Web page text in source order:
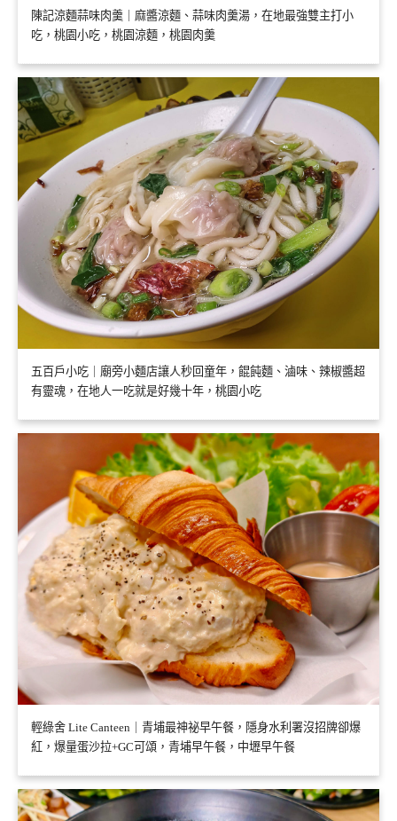
陳記涼麵蒜味肉羹｜麻醬涼麵、蒜味肉羹湯，在地最強雙主打小
吃，桃園小吃，桃園涼麵，桃園肉羹
五百戶小吃｜廟旁小麵店讓人秒回童年，餛飩麵、滷味、辣椒醬超
有靈魂，在地人一吃就是好幾十年，桃園小吃
輕綠舍 Lite Canteen｜青埔最神祕早午餐，隱身水利署沒招牌卻爆
紅，爆量蛋沙拉+GC可頌，青埔早午餐，中壢早午餐